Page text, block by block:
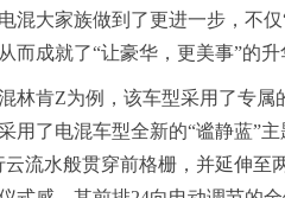
混大家族做到了更进一步，不
而成就了“让豪华，更美事”的升
林肯Z为例，该车型采用了专
用了电混车型全新的“谧静蓝”
云流水般贯穿前格栅，并延伸至